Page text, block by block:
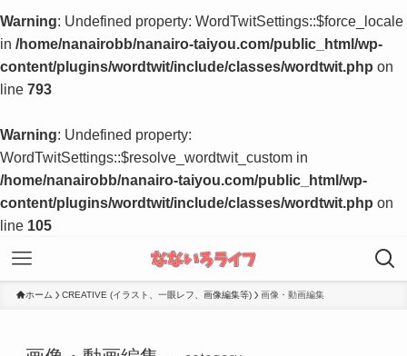
Warning: Undefined property: WordTwitSettings::$force_locale
in /home/nanairobb/nanairo-taiyou.com/public_html/wp-
content/plugins/wordtwit/include/classes/wordtwit.php on
line 793
Warning: Undefined property:
WordTwitSettings::$resolve_wordtwit_custom in
/home/nanairobb/nanairo-taiyou.com/public_html/wp-
content/plugins/wordtwit/include/classes/wordtwit.php on
line 105
ホーム CREATIVE (イラスト、一眼レフ、画像編集等) 画像・動画編集